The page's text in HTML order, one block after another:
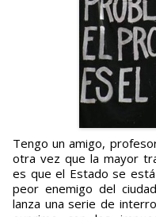
Tengo un amigo, profesor de universidad, que repite una y
otra vez que la mayor
es que el Estado se
peor enemigo del
lanza una serie de